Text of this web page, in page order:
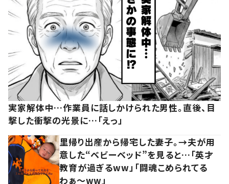
実家解体中…作業員に話しかけられた男性。直後、目
撃した衝撃の光景に…「えっ」
里帰り出産から帰宅した妻子。→夫が用
意した“ベビーベッド”を見ると…「英才
教育が過ぎるww」「闘魂こめられてる
わぁ～ww」